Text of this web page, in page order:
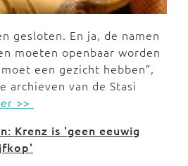
gesloten. En ja, de namen
moeten openbaar worden
een gezicht hebben”,
archieven van de Stasi
>>
Krenz is 'geen eeuwig